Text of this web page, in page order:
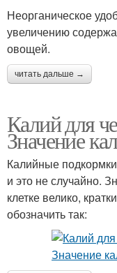
Неорганическое
увеличению
овощей.
читать дальше →
Калий для
Значение
Калийные
и это не случайно.
клетке велико,
обозначить так: